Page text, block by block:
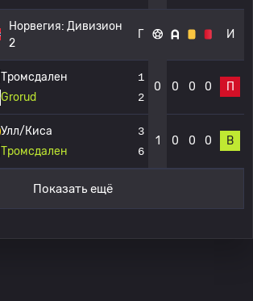
Норвегия: Дивизион
2
Г И
Тромсдален
Grorud
1
2
0 0 0 0 П
Улл/Киса
Тромсдален
3
6
1 0 0 0 В
Показать ещё